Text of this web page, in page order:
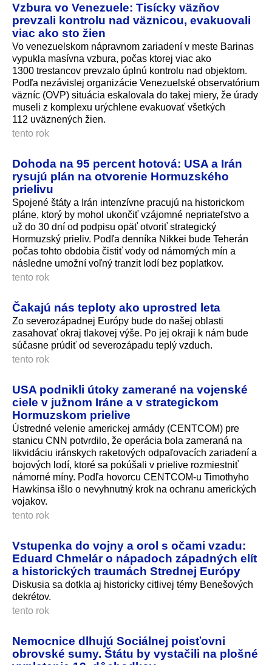
Vzbura vo Venezuele: Tisícky väzňov
prevzali kontrolu nad väznicou, evakuovali
viac ako sto žien
Vo venezuelskom nápravnom zariadení v meste Barinas
vypukla masívna vzbura, počas ktorej viac ako
1300 trestancov prevzalo úplnú kontrolu nad objektom.
Podľa nezávislej organizácie Venezuelské observatórium
väzníc (OVP) situácia eskalovala do takej miery, že úrady
museli z komplexu urýchlene evakuovať všetkých
112 uväznených ži­en.
tento rok
Dohoda na 95 percent hotová: USA a Irán
rysujú plán na otvorenie Hormuzského
prielivu
Spojené štáty a Irán intenzívne pracujú na historickom
pláne, ktorý by mohol ukončiť vzájomné nepriateľstvo a
už do 30 dní od podpisu opäť otvoriť strategický
Hormuzský prieliv. Podľa denníka Nikkei bude Teherán
počas tohto obdobia čistiť vody od námorných mín a
následne umožní voľný tranzit lodí bez poplatkov.
tento rok
Čakajú nás teploty ako uprostred leta
Zo severozápadnej Európy bude do našej oblasti
zasahovať okraj tlakovej výše. Po jej okraji k nám bude
súčasne prúdiť od severozápadu teplý vzduch.
tento rok
USA podnikli útoky zamerané na vojenské
ciele v južnom Iráne a v strategickom
Hormuzskom prielive
Ústredné velenie americkej armády (CENTCOM) pre
stanicu CNN potvrdilo, že operácia bola zameraná na
likvidáciu iránskych raketových odpaľovacích zariadení a
bojových lodí, ktoré sa pokúšali v prielive rozmiestniť
námorné míny. Podľa hovorcu CENTCOM-u Timothyho
Hawkinsa išlo o nevyhnutný krok na ochranu amerických
vojakov.
tento rok
Vstupenka do vojny a orol s očami vzadu:
Eduard Chmelár o nápadoch západných elít
a historických traumách Strednej Európy
Diskusia sa dotkla aj historicky citlivej témy Benešových
dekrétov.
tento rok
Nemocnice dlhujú Sociálnej poisťovni
obrovské sumy. Štátu by vystačili na plošné